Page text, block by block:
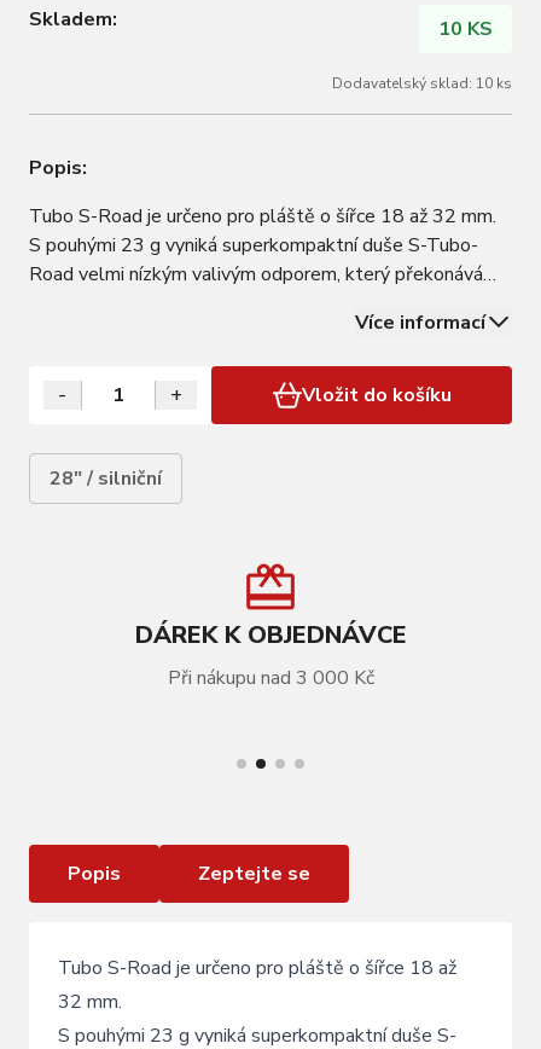
Skladem: 10 KS
Dodavatelský sklad: 10 ks
Popis:
Tubo S-Road je určeno pro pláště o šířce 18 až 32 mm.
S pouhými 23 g vyniká superkompaktní duše S-Tubo-
Road velmi nízkým valivým odporem, který překonává
balení a stejné odolnosti proti propíchnutí jako standardní
duše je ideální volbou jako…
Více informací
- + Vložit do košíku
28" / silniční
DÁREK K OBJEDNÁVCE
Při nákupu nad 3 000 Kč
Popis Zeptejte se
Tubo S-Road je určeno pro pláště o šířce 18 až
32 mm.
S pouhými 23 g vyniká superkompaktní duše S-